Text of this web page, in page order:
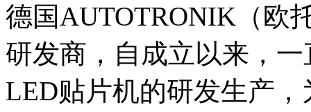
德国AUTOTRONIK（欧
研发商，自成立以来，
LED贴片机的研发生产